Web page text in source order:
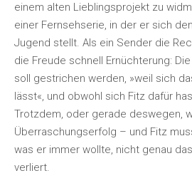
einem alten Lieblingsprojekt zu
einer Fernsehserie, in der er sich
Jugend stellt. Als ein Sender die
die Freude schnell Ernüchterung:
soll gestrichen werden, »weil sich
lässt«, und obwohl sich Fitz dafür
Trotzdem, oder gerade deswegen,
Überraschungserfolg – und Fitz
was er immer wollte, nicht genau
verliert.